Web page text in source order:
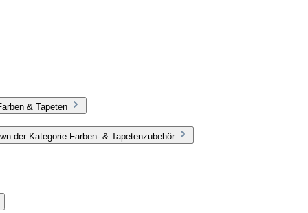
& Tapeten
der Kategorie Farben- & Tapetenzubehör